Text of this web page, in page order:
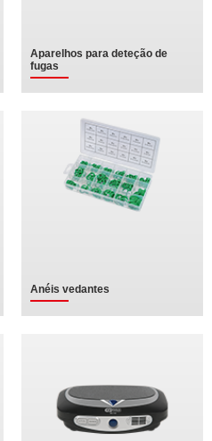
Aparelhos para deteção de
fugas
Anéis vedantes